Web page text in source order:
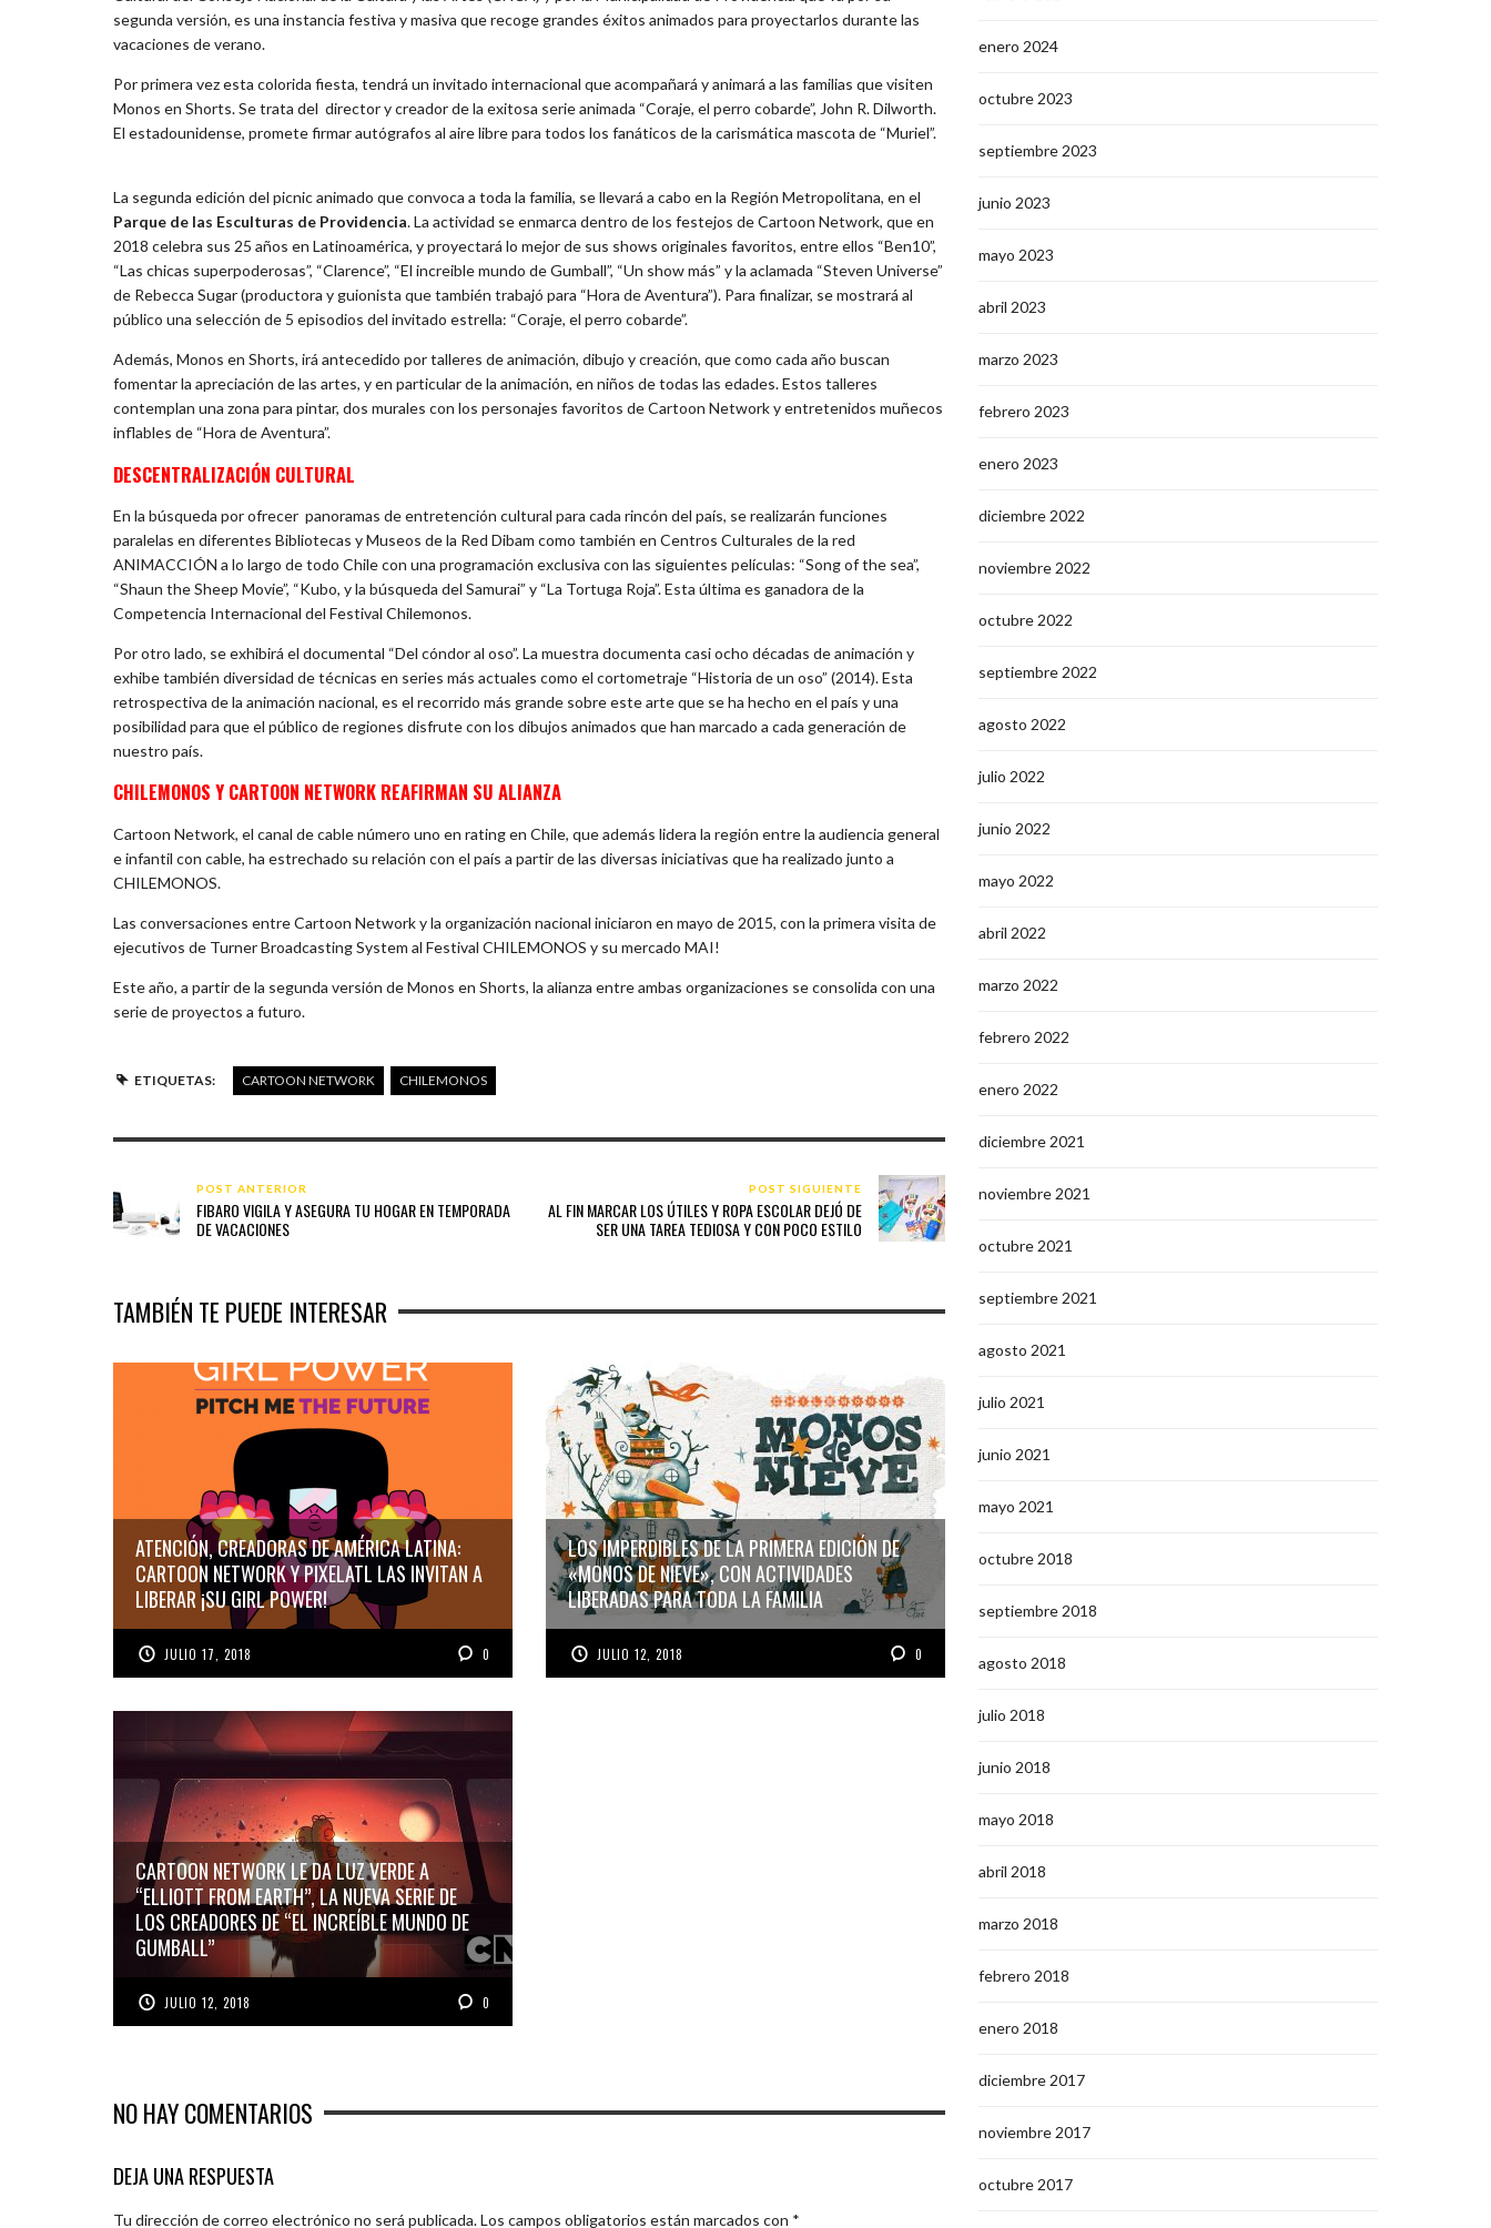
segunda versión, es una instancia festiva y masiva que recoge grandes éxitos animados para proyectarlos durante las
vacaciones de verano.
Por primera vez esta colorida fiesta, tendrá un invitado internacional que acompañará y animará a las familias que visiten
Monos en Shorts. Se trata del director y creador de la exitosa serie animada “Coraje, el perro cobarde”, John R. Dilworth.
El estadounidense, promete firmar autógrafos al aire libre para todos los fanáticos de la carismática mascota de “Muriel”.
La segunda edición del picnic animado que convoca a toda la familia, se llevará a cabo en la Región Metropolitana, en el
Parque de las Esculturas de Providencia. La actividad se enmarca dentro de los festejos de Cartoon Network, que en
2018 celebra sus 25 años en Latinoamérica, y proyectará lo mejor de sus shows originales favoritos, entre ellos “Ben10”,
“Las chicas superpoderosas”, “Clarence”, “El increible mundo de Gumball”, “Un show más” y la aclamada “Steven Universe”
de Rebecca Sugar (productora y guionista que también trabajó para “Hora de Aventura”). Para finalizar, se mostrará al
público una selección de 5 episodios del invitado estrella: “Coraje, el perro cobarde”.
Además, Monos en Shorts, irá antecedido por talleres de animación, dibujo y creación, que como cada año buscan
fomentar la apreciación de las artes, y en particular de la animación, en niños de todas las edades. Estos talleres
contemplan una zona para pintar, dos murales con los personajes favoritos de Cartoon Network y entretenidos muñecos
inflables de “Hora de Aventura”.
DESCENTRALIZACIÓN CULTURAL
En la búsqueda por ofrecer panoramas de entretención cultural para cada rincón del país, se realizarán funciones
paralelas en diferentes Bibliotecas y Museos de la Red Dibam como también en Centros Culturales de la red
ANIMACCIÓN a lo largo de todo Chile con una programación exclusiva con las siguientes películas: “Song of the sea”,
“Shaun the Sheep Movie”, “Kubo, y la búsqueda del Samurai” y “La Tortuga Roja”. Esta última es ganadora de la
Competencia Internacional del Festival Chilemonos.
Por otro lado, se exhibirá el documental “Del cóndor al oso”. La muestra documenta casi ocho décadas de animación y
exhibe también diversidad de técnicas en series más actuales como el cortometraje “Historia de un oso” (2014). Esta
retrospectiva de la animación nacional, es el recorrido más grande sobre este arte que se ha hecho en el país y una
posibilidad para que el público de regiones disfrute con los dibujos animados que han marcado a cada generación de
nuestro país.
CHILEMONOS Y CARTOON NETWORK REAFIRMAN SU ALIANZA
Cartoon Network, el canal de cable número uno en rating en Chile, que además lidera la región entre la audiencia general
e infantil con cable, ha estrechado su relación con el país a partir de las diversas iniciativas que ha realizado junto a
CHILEMONOS.
Las conversaciones entre Cartoon Network y la organización nacional iniciaron en mayo de 2015, con la primera visita de
ejecutivos de Turner Broadcasting System al Festival CHILEMONOS y su mercado MAI!
Este año, a partir de la segunda versión de Monos en Shorts, la alianza entre ambas organizaciones se consolida con una
serie de proyectos a futuro.
ETIQUETAS: CARTOON NETWORK CHILEMONOS
POST ANTERIOR
FIBARO VIGILA Y ASEGURA TU HOGAR EN TEMPORADA
DE VACACIONES
POST SIGUIENTE
AL FIN MARCAR LOS ÚTILES Y ROPA ESCOLAR DEJÓ DE
SER UNA TAREA TEDIOSA Y CON POCO ESTILO
TAMBIÉN TE PUEDE INTERESAR
ATENCIÓN, CREADORAS DE AMÉRICA LATINA:
CARTOON NETWORK Y PIXELATL LAS INVITAN A
LIBERAR ¡SU GIRL POWER!
JULIO 17, 2018 0
LOS IMPERDIBLES DE LA PRIMERA EDICIÓN DE
«MONOS DE NIEVE», CON ACTIVIDADES
LIBERADAS PARA TODA LA FAMILIA
JULIO 12, 2018 0
CARTOON NETWORK LE DA LUZ VERDE A
“ELLIOTT FROM EARTH”, LA NUEVA SERIE DE
LOS CREADORES DE “EL INCREÍBLE MUNDO DE
GUMBALL”
JULIO 12, 2018 0
NO HAY COMENTARIOS
DEJA UNA RESPUESTA
Tu dirección de correo electrónico no será publicada.Los campos obligatorios están marcados con *
enero 2024
octubre 2023
septiembre 2023
junio 2023
mayo 2023
abril 2023
marzo 2023
febrero 2023
enero 2023
diciembre 2022
noviembre 2022
octubre 2022
septiembre 2022
agosto 2022
julio 2022
junio 2022
mayo 2022
abril 2022
marzo 2022
febrero 2022
enero 2022
diciembre 2021
noviembre 2021
octubre 2021
septiembre 2021
agosto 2021
julio 2021
junio 2021
mayo 2021
octubre 2018
septiembre 2018
agosto 2018
julio 2018
junio 2018
mayo 2018
abril 2018
marzo 2018
febrero 2018
enero 2018
diciembre 2017
noviembre 2017
octubre 2017